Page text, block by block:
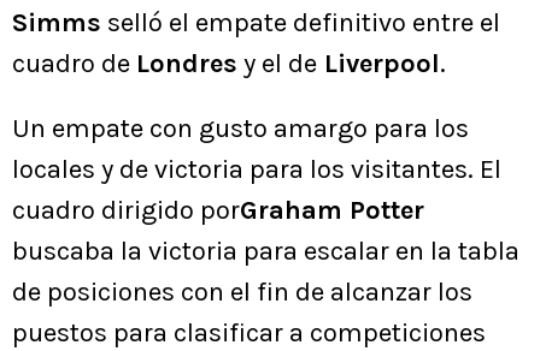
Simms selló el empate definitivo entre el
cuadro de Londres y el de Liverpool.
Un empate con gusto amargo para los
locales y de victoria para los visitantes. El
cuadro dirigido porGraham Potter
buscaba la victoria para escalar en la tabla
de posiciones con el fin de alcanzar los
puestos para clasificar a competiciones